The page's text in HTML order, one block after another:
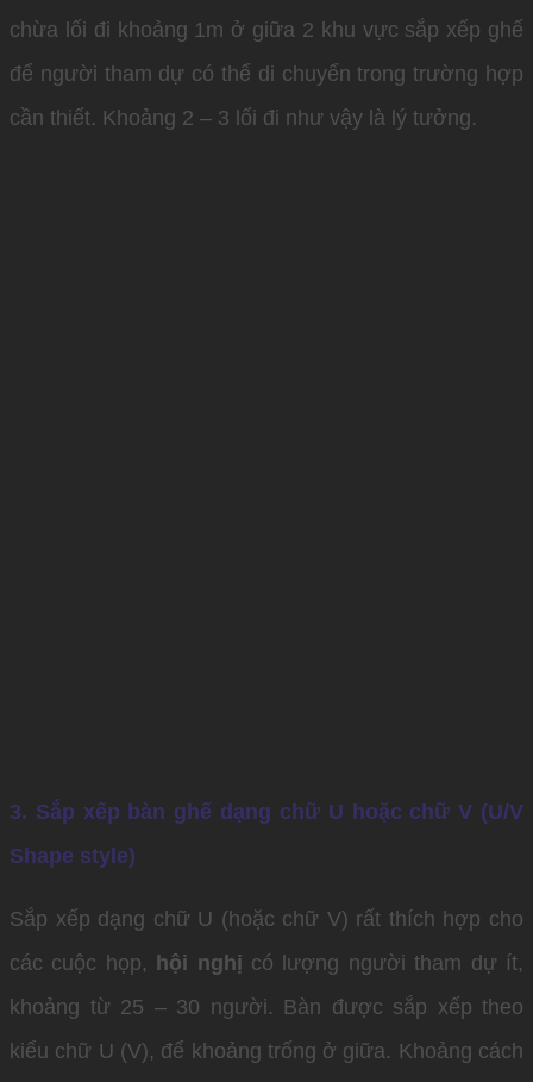
chừa lối đi khoảng 1m ở giữa 2 khu vực sắp xếp ghế
để người tham dự có thể di chuyển trong trường hợp
cần thiết. Khoảng 2 – 3 lối đi như vậy là lý tưởng.
3. Sắp xếp bàn ghế dạng chữ U hoặc chữ V (U/V
Shape style)
Sắp xếp dạng chữ U (hoặc chữ V) rất thích hợp cho
các cuộc họp,
hội nghị có lượng người tham dự ít,
khoảng từ 25 – 30 người. Bàn được sắp xếp theo
kiểu chữ U (V), để khoảng trống ở giữa. Khoảng cách